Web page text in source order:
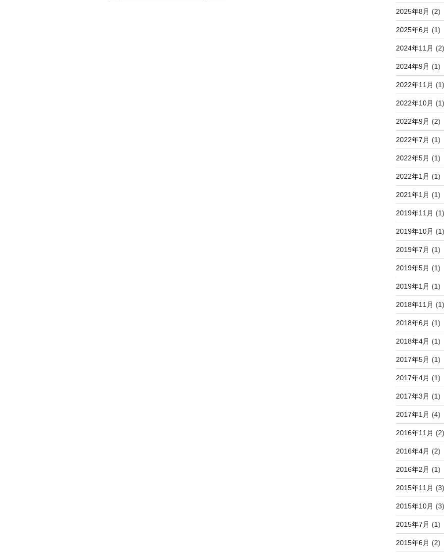
2025年8月 (2)
2025年6月 (1)
2024年11月 (2)
2024年9月 (1)
2022年11月 (1)
2022年10月 (1)
2022年9月 (2)
2022年7月 (1)
2022年5月 (1)
2022年1月 (1)
2021年1月 (1)
2019年11月 (1)
2019年10月 (1)
2019年7月 (1)
2019年5月 (1)
2019年1月 (1)
2018年11月 (1)
2018年6月 (1)
2018年4月 (1)
2017年5月 (1)
2017年4月 (1)
2017年3月 (1)
2017年1月 (4)
2016年11月 (2)
2016年4月 (2)
2016年2月 (1)
2015年11月 (3)
2015年10月 (3)
2015年7月 (1)
2015年6月 (2)